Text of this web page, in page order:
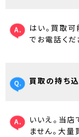
はい。買取
でお電話くだ
買取の持ち
いいえ。当
ません。大量